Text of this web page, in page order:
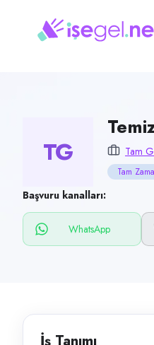
Temizlik Görevlisi (Bayan)
Kahramankazan, Ankara
Çalışma şekli
Tam Zamanlı · Ofis
Yayın tarihi
Başvuru kanalları
TG Tam
Tam
Başvuru kanalları:
WhatsApp